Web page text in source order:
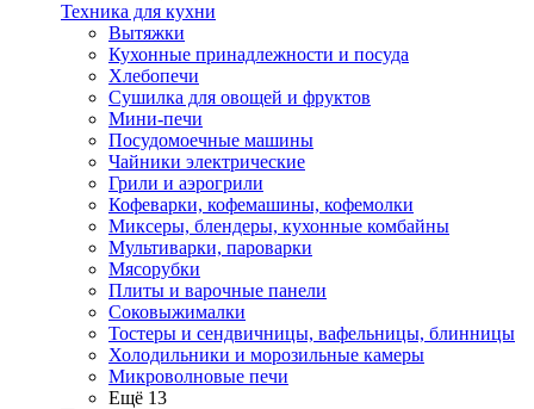
Техника для кухни
Вытяжки
Кухонные принадлежности и посуда
Хлебопечи
Сушилка для овощей и фруктов
Мини-печи
Посудомоечные машины
Чайники электрические
Грили и аэрогрили
Кофеварки, кофемашины, кофемолки
Миксеры, блендеры, кухонные комбайны
Мультиварки, пароварки
Мясорубки
Плиты и варочные панели
Соковыжималки
Тостеры и сендвичницы, вафельницы, блинницы
Холодильники и морозильные камеры
Микроволновые печи
Ещё 13